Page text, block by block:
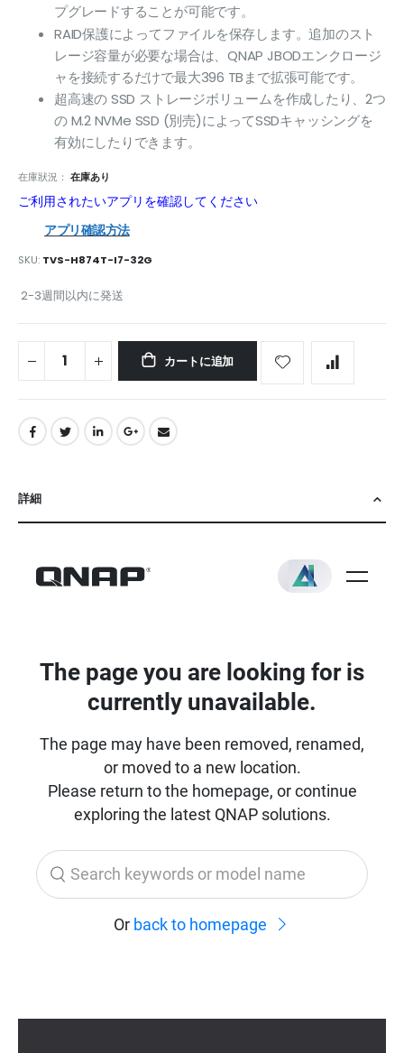
プグレードすることが可能です。
RAID保護によってファイルを保存します。追加のスト
レージ容量が必要な場合は、QNAP JBODエンクロージ
ャを接続するだけで最大396 TBまで拡張可能です。
超高速の SSD ストレージボリュームを作成したり、2つ
の M.2 NVMe SSD (別売)によってSSDキャッシングを
有効にしたりできます。
在庫狀況： 在庫あり
ご利用されたいアプリを確認してください
アプリ確認方法
SKU TVS-H874T-I7-32G
2-3週間以内に発送
カートに追加
詳細